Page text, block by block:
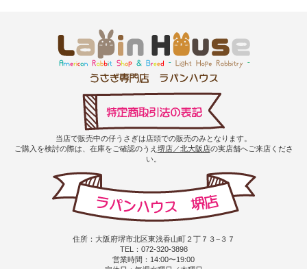
当店で販売中の仔うさぎは店頭での販売のみとなります。
ご購入を検討の際は、在庫をご確認のうえ 堺店／北大阪店の実店舗へご来店くださ
い。
住所：大阪府堺市北区東浅香山町２丁７３−３７
TEL：072-320-3898
営業時間：14:00〜19:00